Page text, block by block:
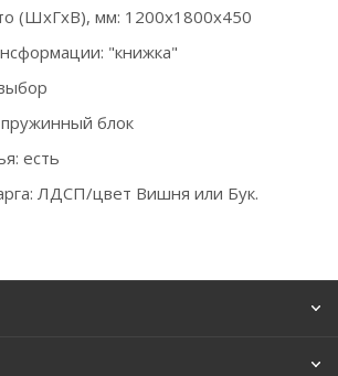
(ШхГхВ), мм: 1200х1800х450
"книжка"
блок
есть
ЛДСП/цвет Вишня или Бук.